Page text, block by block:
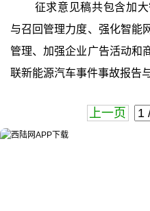
征求意见稿共包含加
与召回管理力度、强化智能
管理、加强企业广告活动和
联新能源汽车事件事故报告
上一页